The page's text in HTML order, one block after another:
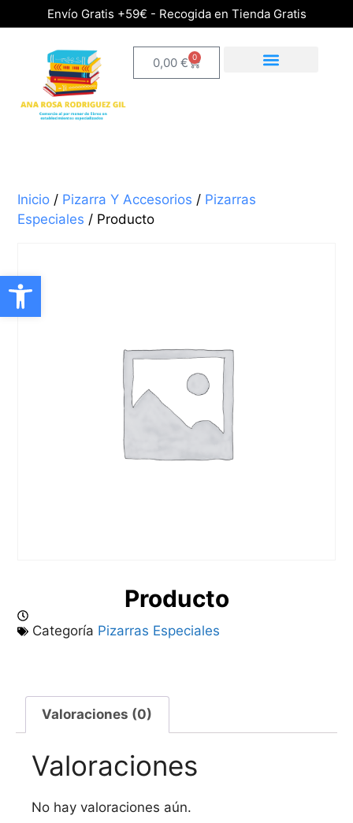
Abrir barra de herramientas
Envío Gratis +59€ - Recogida en Tienda Gratis
0,00 € 0
Producto
Categoría Pizarras Especiales
Inicio / Pizarra Y Accesorios / Pizarras
Especiales / Producto
Valoraciones (0)
Valoraciones
No hay valoraciones aún.